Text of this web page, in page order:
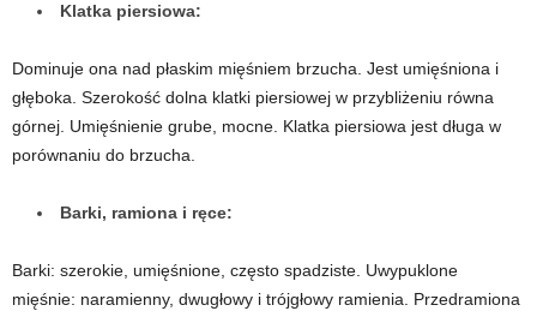
Klatka piersiowa:
Dominuje ona nad płaskim mięśniem brzucha. Jest umięśniona i
głęboka. Szerokość dolna klatki piersiowej w przybliżeniu równa
górnej. Umięśnienie grube, mocne. Klatka piersiowa jest długa w
porównaniu do brzucha.
Barki, ramiona i ręce:
Barki: szerokie, umięśnione, często spadziste. Uwypuklone
mięśnie: naramienny, dwugłowy i trójgłowy ramienia. Przedramiona